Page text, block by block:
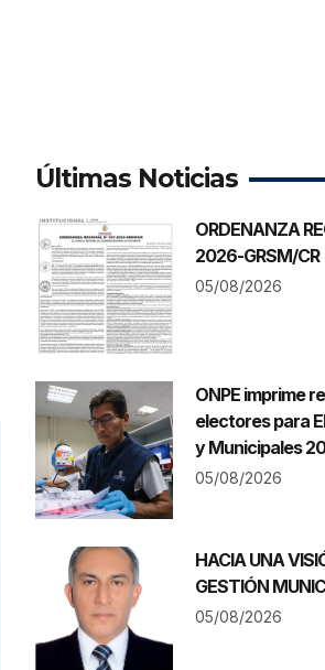
Últimas Noticias
ORDENANZA
2026-GRSM/CR
05/08/2026
ONPE imprime
electores para
y Municipales
05/08/2026
HACIA UNA
GESTIÓN
05/08/2026